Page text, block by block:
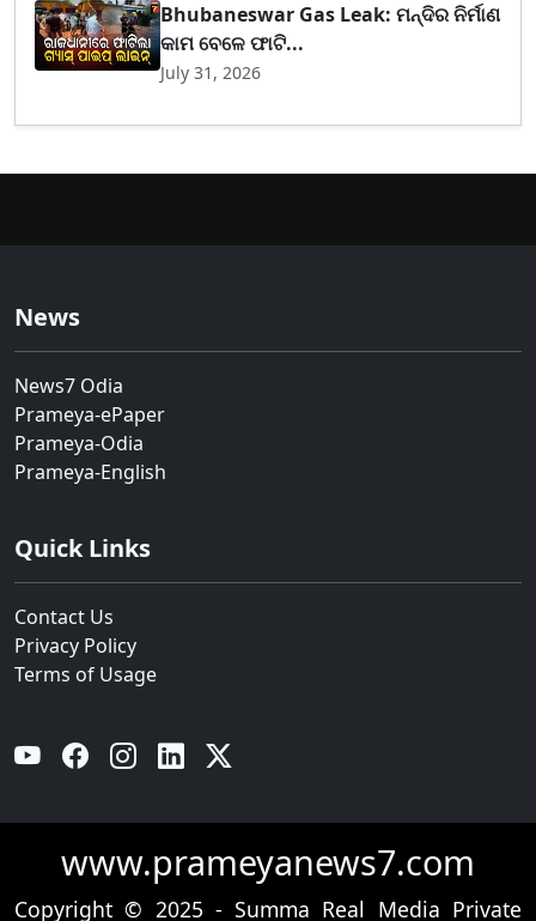
Bhubaneswar Gas Leak: ମନ୍ଦିର ନିର୍ମାଣ
କାମ ବେଳେ ଫାଟି...
July 31, 2026
News
News7 Odia
Prameya-ePaper
Prameya-Odia
Prameya-English
Quick Links
Contact Us
Privacy Policy
Terms of Usage
YouTube Facebook Instagram Linkedin
www.prameyanews7.com
Copyright © 2025 - Summa Real Media Private